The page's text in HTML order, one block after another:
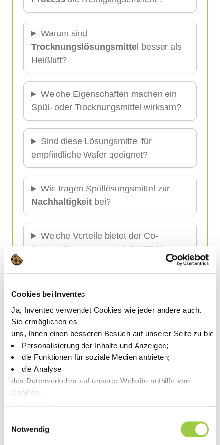
Cookies bei Inventec
Ja, Inventec verwendet Cookies wie jeder andere auch.
Sie ermöglichen es
uns, Ihnen einen besseren Besuch auf unserer Seite zu
Personalisierung der Inhalte und Anzeigen;
die Funktionen für soziale Medien anbieten;
die Analyse
des Datenverkehrs auf unserer Website mithilfe von
Cookies.
Keine Panik, Sie können Ihre Auswahl auch jederzeit auf
Notwendig
Warum sind
Trocknungslösungsmittel besser als
Heißluft?
Welche Eigenschaften machen ein
Spül- oder Trocknungsmittel wirksam?
Sind diese Lösungsmittel für
empfindliche Wafer geeignet?
Wie tragen Spüllösungsmittel zur
Nachhaltigkeit bei?
Welche Vorteile bietet der Co-
Solvent-Prozess von INVENTEC?
Trocknungslösungsmittel
Wasserflecken und Rückstände?
Können diese Lösungsmittel in
automatisierte Anlagen integriert
werden?
Trocknungsmittel sicher?